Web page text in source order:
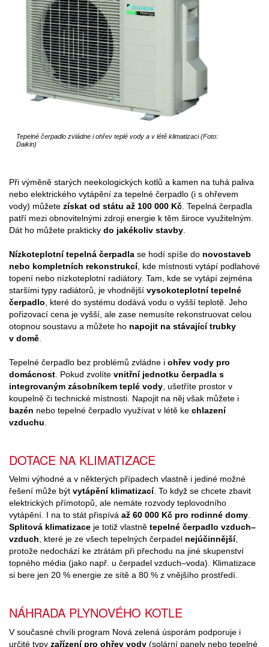
Tepelné čerpadlo zvládne i ohřev teplé vody a v létě klimatizaci (Foto:
Daikin)
Při výměně starých neekologických kotlů a kamen na tuhá paliva
nebo elektrického vytápění za tepelné čerpadlo (i s ohřevem
vody) můžete získat od státu až 100 000 Kč . Tepelná čerpadla
patří mezi obnovitelnými zdroji energie k těm široce využitelným.
Dát ho můžete prakticky do jakékoliv stavby
Nízkoteplotní tepelná čerpadla se hodí spíše do novostaveb
nebo kompletních rekonstrukcí, kde místnosti vytápí podlahové
topení nebo nízkoteplotní radiátory. Tam, kde se vytápí zejména
staršími typy radiátorů, je vhodnější vysokoteplotní tepelné
čerpadlo , které do systému dodává vodu o vyšší teplotě. Jeho
pořizovací cena je vyšší, ale zase nemusíte rekonstruovat celou
otopnou soustavu a můžete ho napojit na stávající trubky
v domě
Tepelné čerpadlo bez problémů zvládne i ohřev vody pro
domácnost . Pokud zvolíte vnitřní jednotku čerpadla s
integrovaným zásobníkem teplé vody , ušetříte prostor v
koupelně či technické místnosti. Napojit na něj však můžete i
bazén nebo tepelné čerpadlo využívat v létě ke chlazení
vzduchu
DOTACE NA KLIMATIZACE
Velmi výhodné a v některých případech vlastně i jediné možné
řešení může být vytápění klimatizací. To když se chcete zbavit
elektrických přímotopů, ale nemáte rozvody teplovodního
vytápění. I na to stát přispívá až 60 000 Kč pro rodinné domy.
Splitová klimatizace je totiž vlastně tepelné čerpadlo vzduch–
vzduch, které je ze všech tepelných čerpadel nejúčinnější,
protože nedochází ke ztrátám při přechodu na jiné skupenství
topného média (jako např. u čerpadel vzduch–voda). Klimatizace
si bere jen 20 % energie ze sítě a 80 % z vnějšího prostředí.
NÁHRADA PLYNOVÉHO KOTLE
V současné chvíli program Nová zelená úsporám podporuje i
určité typy zařízení pro ohřev vody (solární panely nebo tepelné